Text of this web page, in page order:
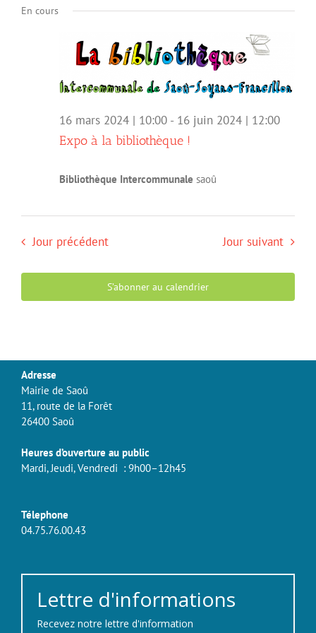
vues
une
En cours
Expo à la bibliothèque !
16 mars 2024 | 10:00 - 16 juin 2024 | 12:00
Bibliothèque Intercommunale saoû
Jour précédent Jour suivant
S’abonner au calendrier
Adresse
Mairie de Saoû
11, route de la Forêt
26400 Saoû
Heures d’ouverture au public
Mardi, Jeudi, Vendredi : 9h00–12h45
Télephone
04.75.76.00.43
Lettre d'informations
Recevez notre lettre d'information